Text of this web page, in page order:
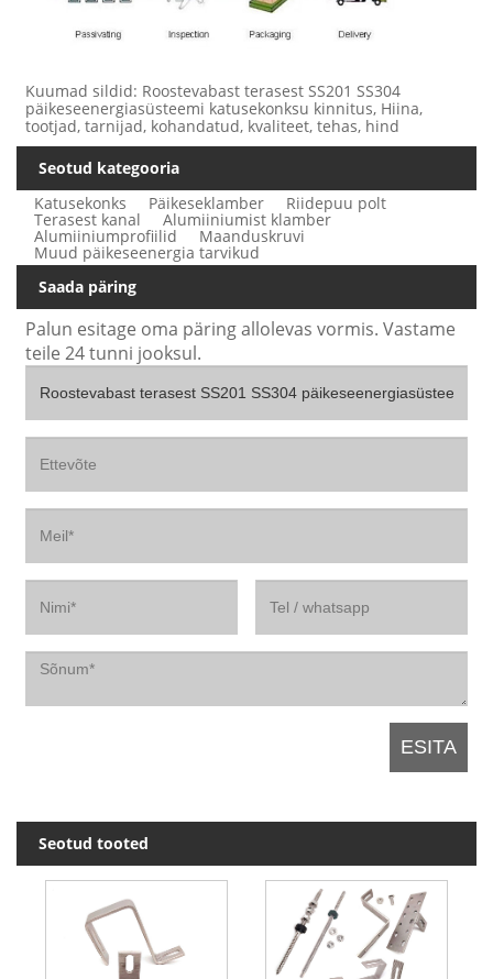
Kuumad sildid: Roostevabast terasest SS201 SS304
päikeseenergiasüsteemi katusekonksu kinnitus, Hiina,
tootjad, tarnijad, kohandatud, kvaliteet, tehas, hind
Seotud kategooria
Katusekonks
Päikeseklamber Riidepuu polt
Terasest kanal Alumiiniumist klamber
Alumiiniumprofiilid Maanduskruvi
Muud päikeseenergia tarvikud
Saada päring
Palun esitage oma päring allolevas vormis. Vastame
teile 24 tunni jooksul.
Seotud tooted